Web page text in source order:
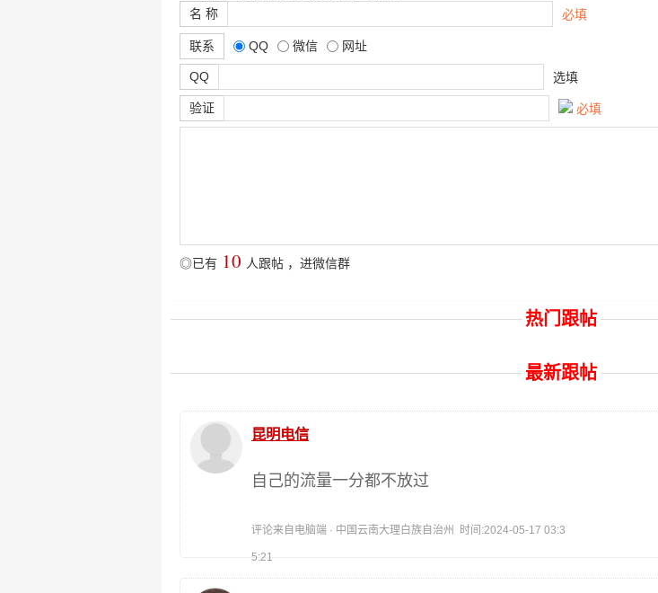
名 称 必填
联系 QQ 微信 网址
QQ 选填
验证 必填
◎已有 10 人跟帖 ， 进微信群
热门跟帖
最新跟帖
昆明电信
自己的流量一分都不放过
评论来自电脑端 · 中国云南大理白族自治州 时间:2024-05-17 03:3
5:21